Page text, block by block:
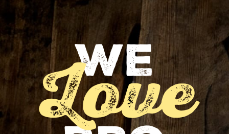
We
Love